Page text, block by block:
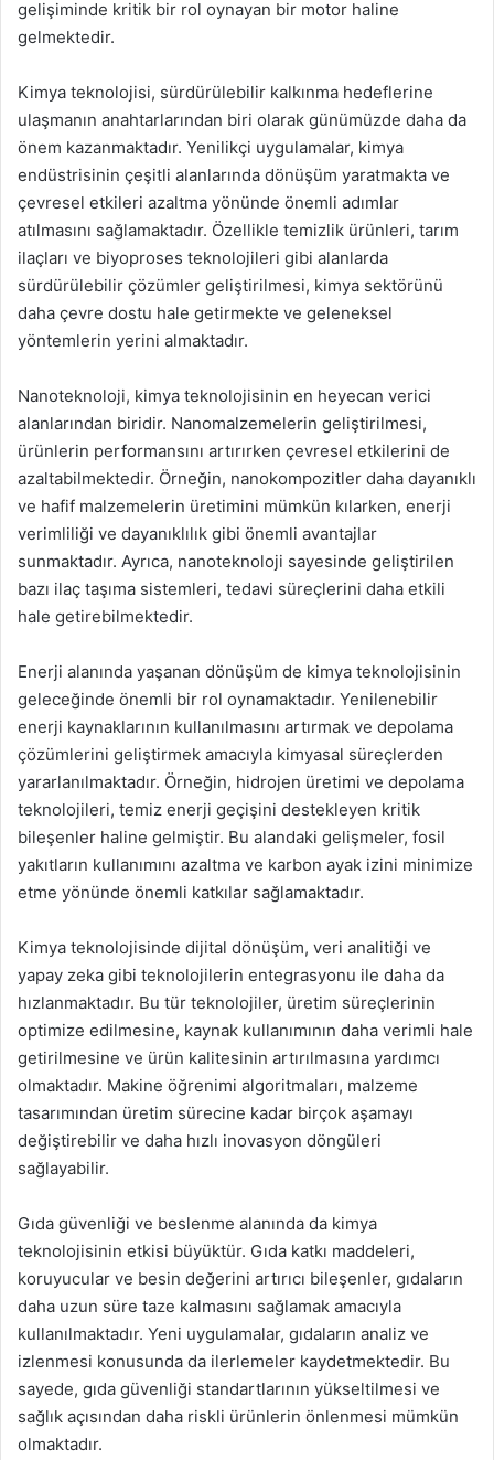
gelişiminde kritik bir rol oynayan bir motor haline
gelmektedir.
Kimya teknolojisi, sürdürülebilir kalkınma hedeflerine
ulaşmanın anahtarlarından biri olarak günümüzde daha da
önem kazanmaktadır. Yenilikçi uygulamalar, kimya
endüstrisinin çeşitli alanlarında dönüşüm yaratmakta ve
çevresel etkileri azaltma yönünde önemli adımlar
atılmasını sağlamaktadır. Özellikle temizlik ürünleri, tarım
ilaçları ve biyoproses teknolojileri gibi alanlarda
sürdürülebilir çözümler geliştirilmesi, kimya sektörünü
daha çevre dostu hale getirmekte ve geleneksel
yöntemlerin yerini almaktadır.
Nanoteknoloji, kimya teknolojisinin en heyecan verici
alanlarından biridir. Nanomalzemelerin geliştirilmesi,
ürünlerin performansını artırırken çevresel etkilerini de
azaltabilmektedir. Örneğin, nanokompozitler daha dayanıklı
ve hafif malzemelerin üretimini mümkün kılarken, enerji
verimliliği ve dayanıklılık gibi önemli avantajlar
sunmaktadır. Ayrıca, nanoteknoloji sayesinde geliştirilen
bazı ilaç taşıma sistemleri, tedavi süreçlerini daha etkili
hale getirebilmektedir.
Enerji alanında yaşanan dönüşüm de kimya teknolojisinin
geleceğinde önemli bir rol oynamaktadır. Yenilenebilir
enerji kaynaklarının kullanılmasını artırmak ve depolama
çözümlerini geliştirmek amacıyla kimyasal süreçlerden
yararlanılmaktadır. Örneğin, hidrojen üretimi ve depolama
teknolojileri, temiz enerji geçişini destekleyen kritik
bileşenler haline gelmiştir. Bu alandaki gelişmeler, fosil
yakıtların kullanımını azaltma ve karbon ayak izini minimize
etme yönünde önemli katkılar sağlamaktadır.
Kimya teknolojisinde dijital dönüşüm, veri analitiği ve
yapay zeka gibi teknolojilerin entegrasyonu ile daha da
hızlanmaktadır. Bu tür teknolojiler, üretim süreçlerinin
optimize edilmesine, kaynak kullanımının daha verimli hale
getirilmesine ve ürün kalitesinin artırılmasına yardımcı
olmaktadır. Makine öğrenimi algoritmaları, malzeme
tasarımından üretim sürecine kadar birçok aşamayı
değiştirebilir ve daha hızlı inovasyon döngüleri
sağlayabilir.
Gıda güvenliği ve beslenme alanında da kimya
teknolojisinin etkisi büyüktür. Gıda katkı maddeleri,
koruyucular ve besin değerini artırıcı bileşenler, gıdaların
daha uzun süre taze kalmasını sağlamak amacıyla
kullanılmaktadır. Yeni uygulamalar, gıdaların analiz ve
izlenmesi konusunda da ilerlemeler kaydetmektedir. Bu
sayede, gıda güvenliği standartlarının yükseltilmesi ve
sağlık açısından daha riskli ürünlerin önlenmesi mümkün
olmaktadır.